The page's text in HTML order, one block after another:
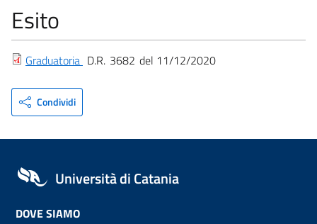
Esito
Graduatoria D.R. 3682 11/12/2020
Condividi
Università di Catania
DOVE SIAMO